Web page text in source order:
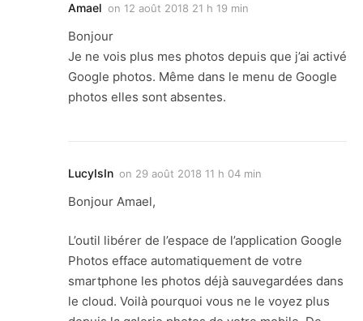
Amael on 12 août 2018 21 h 19 min
Bonjour
Je ne vois plus mes photos depuis que j’ai activé
Google photos. Même dans le menu de Google
photos elles sont absentes.
LucyIsIn on 29 août 2018 11 h 04 min
Bonjour Amael,
L’outil libérer de l’espace de l’application Google
Photos efface automatiquement de votre
smartphone les photos déjà sauvegardées dans
le cloud. Voilà pourquoi vous ne le voyez plus